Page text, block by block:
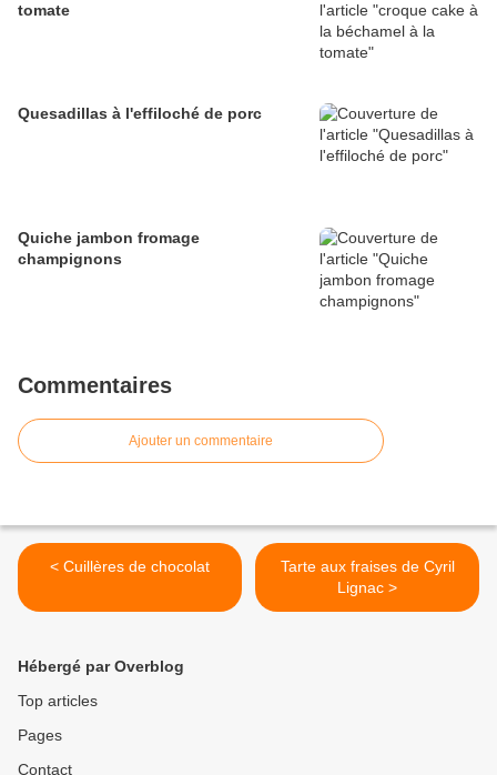
tomate
Quesadillas à l'effiloché de porc
Quiche jambon fromage
champignons
Commentaires
Ajouter un commentaire
< Cuillères de chocolat
Tarte aux fraises de Cyril
Lignac >
Hébergé par Overblog
Top articles
Pages
Contact